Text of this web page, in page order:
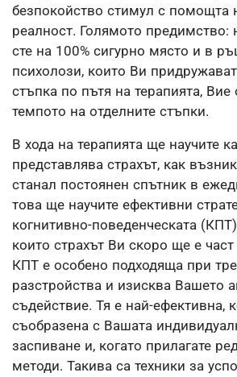
безпокойство стимул с помощта
реалност. Голямото предимство:
сте на 100% сигурно място и в
психолози, които Ви
стъпка по пътя на терапията, Вие
темпото на отделните стъпки.
В хода на терапията ще научите
представлява страхът, как
станал постоянен спътник в
това ще научите ефективни
когнитивно-поведенческата
които страхът Ви скоро ще е
КПТ е особено подходяща при
разстройства и изисква Вашето
съдействие. Тя е най-ефективна,
съобразена с Вашата
заспиване и, когато прилагате
методи. Такива са техники за